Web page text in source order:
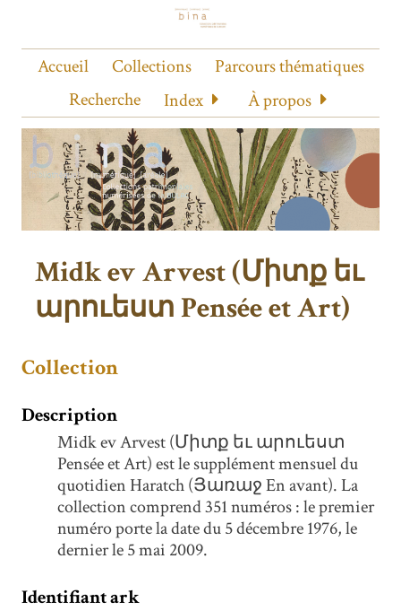
Accueil Collections
Parcours thématiques
Recherche
Index À propos
Midk ev Arvest (Միտք եւ
արուեստ Pensée et Art)
Collection
Description
Midk ev Arvest (Միտք եւ արուեստ
Pensée et Art) est le supplément mensuel du
quotidien Haratch (Յառաջ En avant). La
collection comprend 351 numéros : le premier
numéro porte la date du 5 décembre 1976, le
dernier le 5 mai 2009.
Identifiant ark